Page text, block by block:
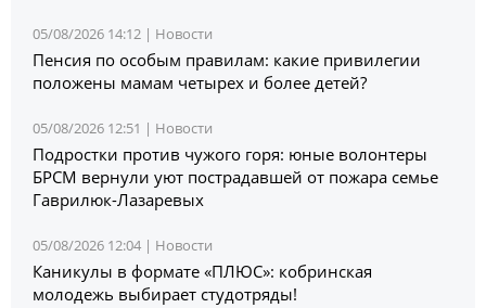
05/08/2026 14:12 | Новости
Пенсия по особым правилам: какие привилегии
положены мамам четырех и более детей?
05/08/2026 12:51 | Новости
Подростки против чужого горя: юные волонтеры
БРСМ вернули уют пострадавшей от пожара семье
Гаврилюк-Лазаревых
05/08/2026 12:04 | Новости
Каникулы в формате «ПЛЮС»: кобринская
молодежь выбирает студотряды!